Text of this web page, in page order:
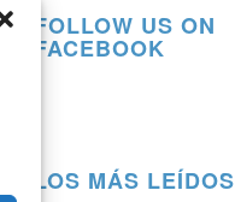
FOLLOW US ON
FACEBOOK
LOS MÁS LEÍDOS